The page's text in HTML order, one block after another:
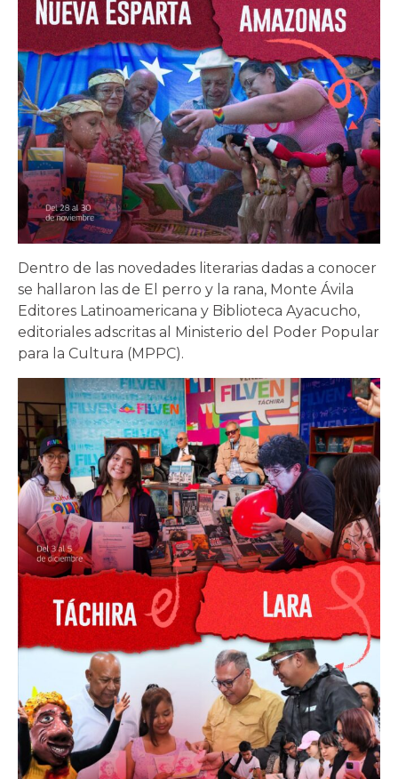
Dentro de las novedades literarias dadas a conocer
se hallaron las de El perro y la rana, Monte Ávila
Editores Latinoamericana y Biblioteca Ayacucho,
editoriales adscritas al Ministerio del Poder Popular
para la Cultura (MPPC).